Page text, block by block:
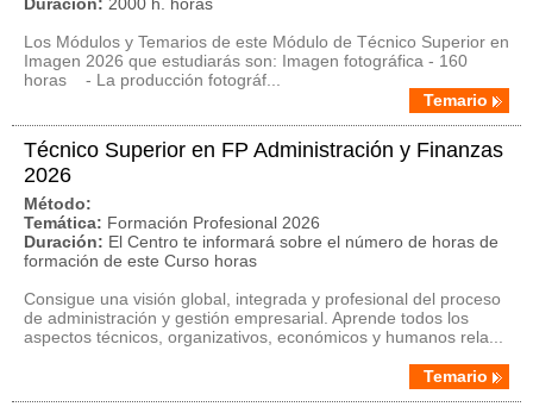
Los Módulos y Temarios de este Módulo de Técnico Superior en
Imagen 2026 que estudiarás son: Imagen fotográfica - 160
horas - La producción fotográf...
Temario
Técnico Superior en FP Administración y Finanzas
2026
Método:
Temática: Formación Profesional 2026
Duración: El Centro te informará sobre el número de horas de
formación de este Curso horas
Consigue una visión global, integrada y profesional del proceso
de administración y gestión empresarial. Aprende todos los
aspectos técnicos, organizativos, económicos y humanos rela...
Temario